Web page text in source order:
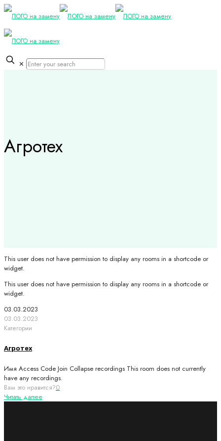
✕
Агротех
This user does not have permission to display any rooms in a shortcode or
widget.
This user does not have permission to display any rooms in a shortcode or
widget.
03.03.2023
03.03.2023
Категории
Агротех
Имя Access Code Join Collapse recordings This room does not currently
have any recordings.
Вам это нравится?0
Читать далее